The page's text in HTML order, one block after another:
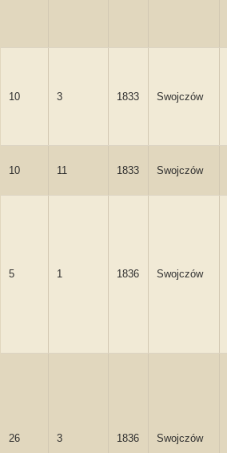
10 3 1833 Swojczów
10 11 1833 Swojczów
5 1 1836 Swojczów
26 3 1836 Swojczów